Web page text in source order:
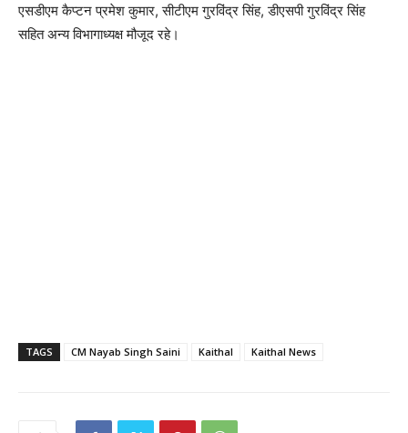
एसडीएम कैप्टन प्रमेश कुमार, सीटीएम गुरविंद्र सिंह, डीएसपी गुरविंद्र सिंह
सहित अन्य विभागाध्यक्ष मौजूद रहे।
TAGS CM Nayab Singh Saini Kaithal Kaithal News